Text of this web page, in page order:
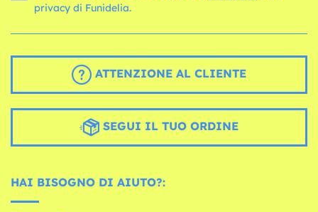
privacy di Funidelia.
ATTENZIONE AL CLIENTE
SEGUI IL TUO ORDINE
HAI BISOGNO DI AIUTO?: